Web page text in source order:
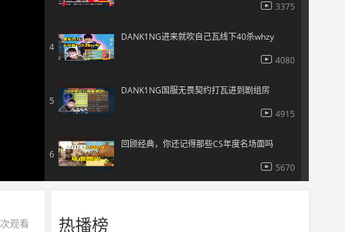
3375
4
DANK1NG进来就吹自己瓦线下40杀whzy
4080
5
DANK1NG国服无畏契约打瓦进到剧组房
4915
6
回顾经典，你还记得那些CS年度名场面吗
5670
次观看 热播榜